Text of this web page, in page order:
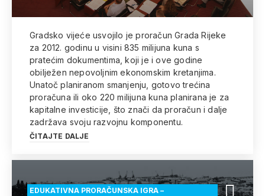
Gradsko vijeće usvojilo je proračun Grada Rijeke
za 2012. godinu u visini 835 milijuna kuna s
pratećim dokumentima, koji je i ove godine
obilježen nepovoljnim ekonomskim kretanjima.
Unatoč planiranom smanjenju, gotovo trećina
proračuna ili oko 220 milijuna kuna planirana je za
kapitalne investicije, što znači da proračun i dalje
zadržava svoju razvojnu komponentu.
ČITAJTE DALJE
EDUKATIVNA PRORAČUNSKA IGRA –